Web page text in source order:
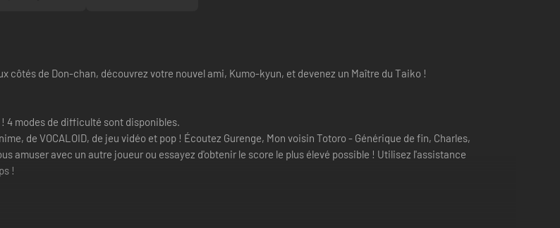
côtés de Don-chan, découvrez votre nouvel ami, Kumo-kyun, et devenez un Maître du Taiko !
4 modes de difficulté sont disponibles.
de VOCALOID, de jeu vidéo et pop ! Écoutez Gurenge, Mon voisin Totoro - Générique de fin, Charles,
amuser avec un autre joueur ou essayez d'obtenir le score le plus élevé possible ! Utilisez l'assistance
!